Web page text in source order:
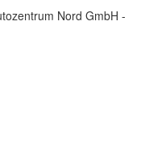
Nord GmbH -